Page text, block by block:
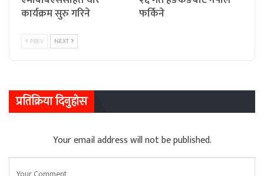
कार्यक्रम सुरु गरिने
फर्किने
PREV NEXT
प्रतिक्रिया दिनुहोस
Your email address will not be published.